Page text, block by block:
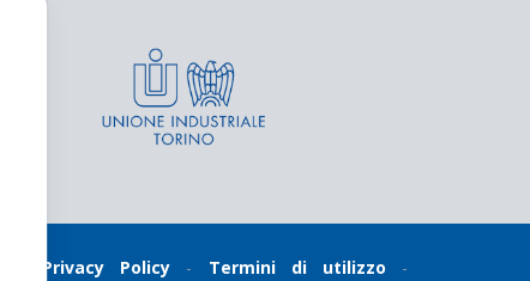
Privacy Policy - Termini di utilizzo -